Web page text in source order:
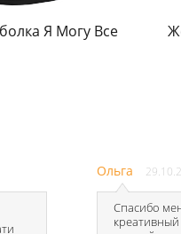
Я Могу Все
Ольга
Спасибо